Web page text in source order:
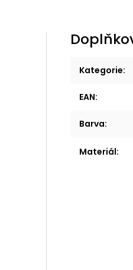
Kategorie:
EAN:
Barva:
Materiál: